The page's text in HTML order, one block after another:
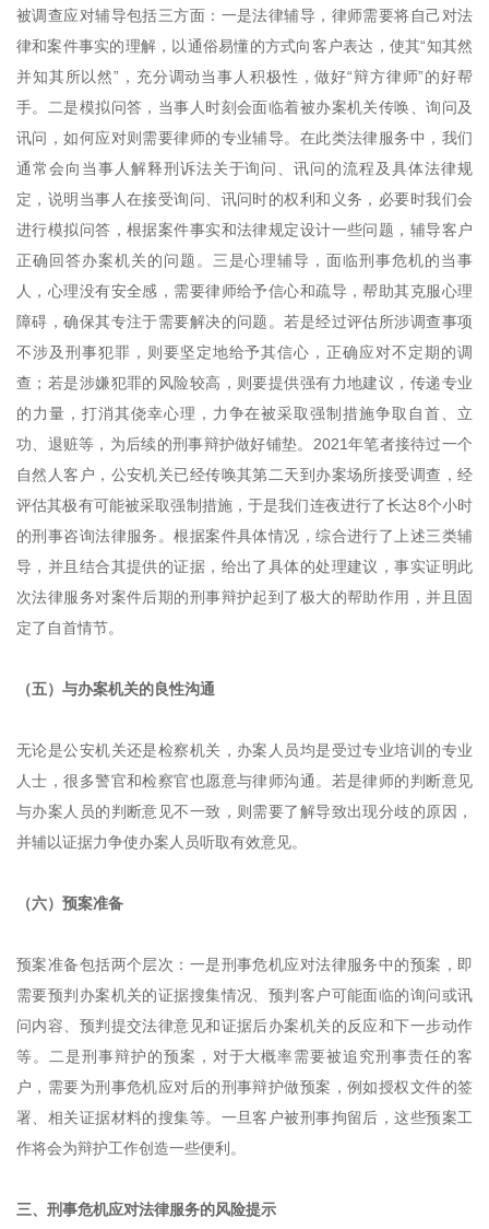
被调查应对辅导包括三方面：一是法律辅导，律师需要将自己对法
律和案件事实的理解，以通俗易懂的方式向客户表达，使其“知其然
并知其所以然”，充分调动当事人积极性，做好“辩方律师”的好帮
手。二是模拟问答，当事人时刻会面临着被办案机关传唤、询问及
讯问，如何应对则需要律师的专业辅导。在此类法律服务中，我们
通常会向当事人解释刑诉法关于询问、讯问的流程及具体法律规
定，说明当事人在接受询问、讯问时的权利和义务，必要时我们会
进行模拟问答，根据案件事实和法律规定设计一些问题，辅导客户
正确回答办案机关的问题。三是心理辅导，面临刑事危机的当事
人，心理没有安全感，需要律师给予信心和疏导，帮助其克服心理
障碍，确保其专注于需要解决的问题。若是经过评估所涉调查事项
不涉及刑事犯罪，则要坚定地给予其信心，正确应对不定期的调
查；若是涉嫌犯罪的风险较高，则要提供强有力地建议，传递专业
的力量，打消其侥幸心理，力争在被采取强制措施争取自首、立
功、退赃等，为后续的刑事辩护做好铺垫。2021年笔者接待过一个
自然人客户，公安机关已经传唤其第二天到办案场所接受调查，经
评估其极有可能被采取强制措施，于是我们连夜进行了长达8个小时
的刑事咨询法律服务。根据案件具体情况，综合进行了上述三类辅
导，并且结合其提供的证据，给出了具体的处理建议，事实证明此
次法律服务对案件后期的刑事辩护起到了极大的帮助作用，并且固
定了自首情节。
（五）与办案机关的良性沟通
无论是公安机关还是检察机关，办案人员均是受过专业培训的专业
人士，很多警官和检察官也愿意与律师沟通。若是律师的判断意见
与办案人员的判断意见不一致，则需要了解导致出现分歧的原因，
并辅以证据力争使办案人员听取有效意见。
（六）预案准备
预案准备包括两个层次：一是刑事危机应对法律服务中的预案，即
需要预判办案机关的证据搜集情况、预判客户可能面临的询问或讯
问内容、预判提交法律意见和证据后办案机关的反应和下一步动作
等。二是刑事辩护的预案，对于大概率需要被追究刑事责任的客
户，需要为刑事危机应对后的刑事辩护做预案，例如授权文件的签
署、相关证据材料的搜集等。一旦客户被刑事拘留后，这些预案工
作将会为辩护工作创造一些便利。
三、刑事危机应对法律服务的风险提示